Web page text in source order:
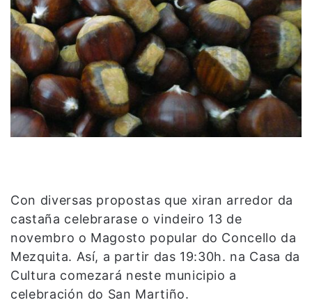
Con diversas propostas que xiran arredor da
castaña celebrarase o vindeiro 13 de
novembro o Magosto popular do Concello da
Mezquita. Así, a partir das 19:30h. na Casa da
Cultura comezará neste municipio a
celebración do San Martiño.